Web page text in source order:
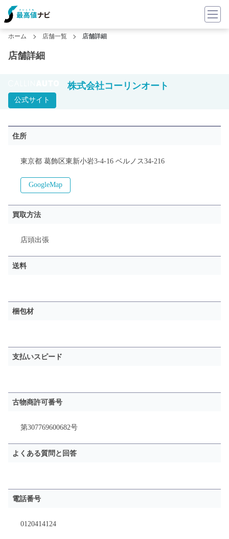
ホーム 店舗一覧 店舗詳細
店舗詳細
公式サイト
株式会社コーリンオート
住所
東京都 葛飾区東新小岩3-4-16 ベルノス34-216
GoogleMap
買取方法
店頭出張
送料
梱包材
支払いスピード
古物商許可番号
第307769600682号
よくある質問と回答
電話番号
0120414124